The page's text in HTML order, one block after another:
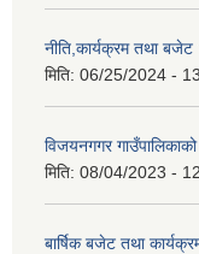
नीति,कार्यक्रम तथा
मिति: 06/25/2024 -
विजयनगगर
मिति: 08/04/2023 -
बार्षिक बजेट तथा